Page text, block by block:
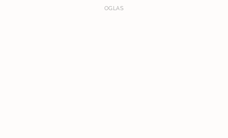
OGLAS